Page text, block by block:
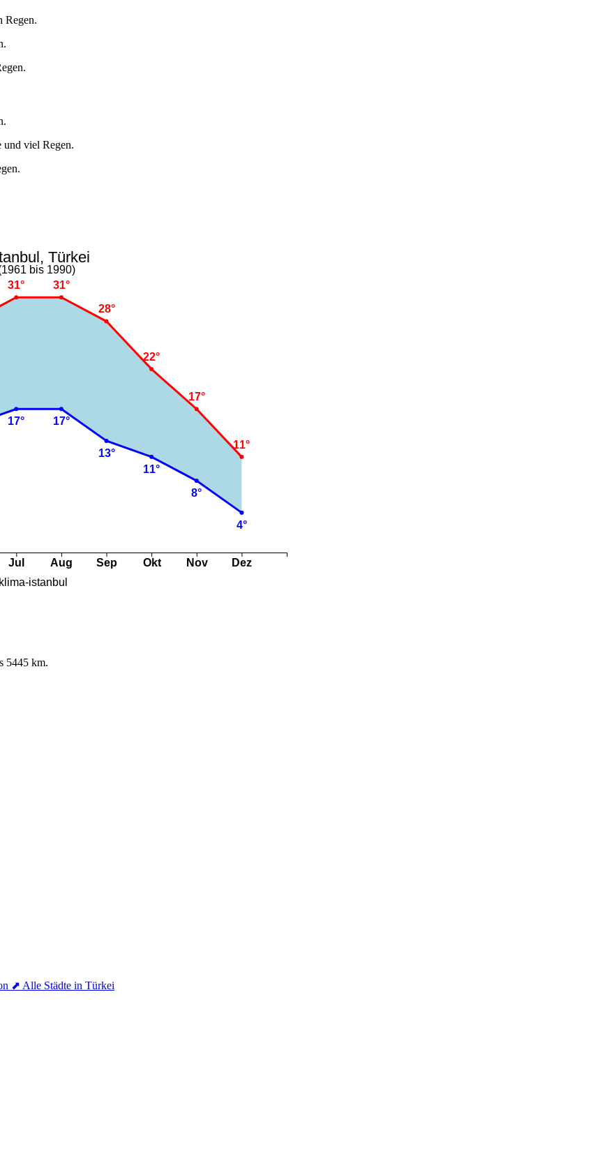
Regen.
und viel Regen.
5445 km.
⬈ Alle Städte in Türkei